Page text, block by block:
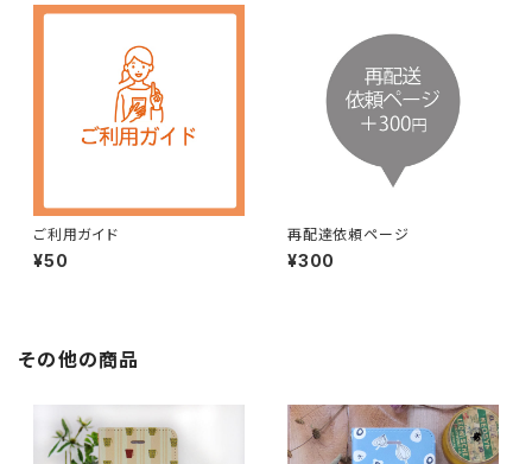
ご利用ガイド
¥50
再配達依頼ページ
¥300
その他の商品